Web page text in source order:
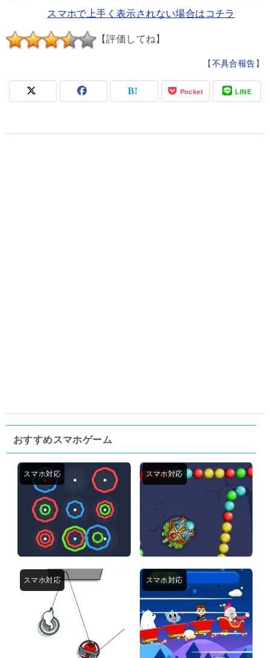
スマホで上手く表示されない場合はコチラ
【評価してね】
【不具合報告】
Pocket LINE
おすすめスマホゲーム